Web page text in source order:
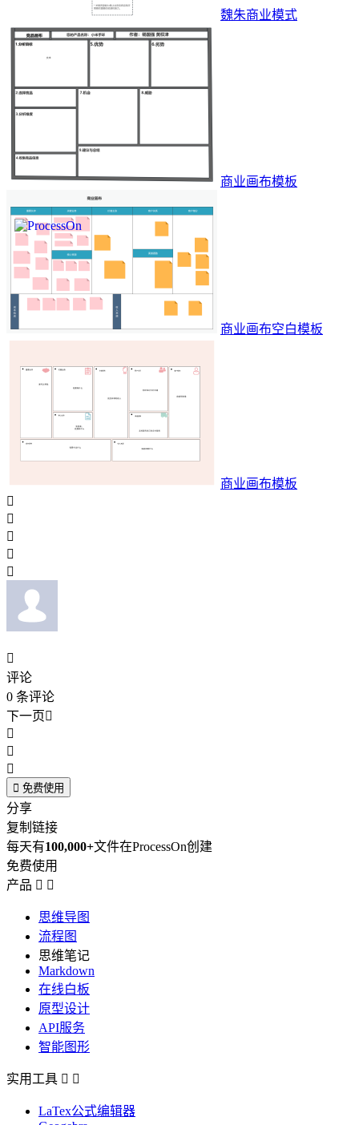
魏朱商业模式
商业画布模板
商业画布空白模板
商业画布模板






评论
0 条评论
下一页



 免费使用
分享
复制链接
每天有100,000+文件在ProcessOn创建
免费使用
产品  
思维导图
流程图
思维笔记
Markdown
在线白板
原型设计
API服务
智能图形
实用工具  
LaTex公式编辑器